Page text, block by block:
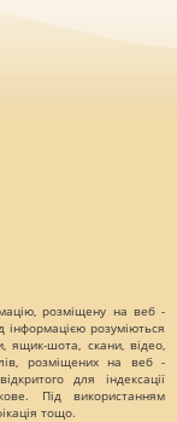
розміщену на веб -
інформацією розуміються
ящик-шота, скани, відео,
розміщених на веб -
для індексації
Під використанням
тощо.